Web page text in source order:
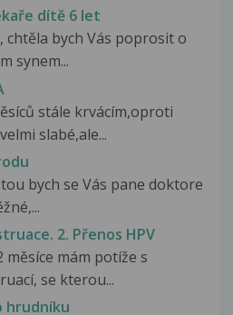
dítě 6 let
chtěla bych Vás poprosit o
synem...
stále krvácím,oproti
slabé,ale...
bych se Vás pane doktore
2. Přenos HPV
mám potíže s
se kterou...
hrudníku